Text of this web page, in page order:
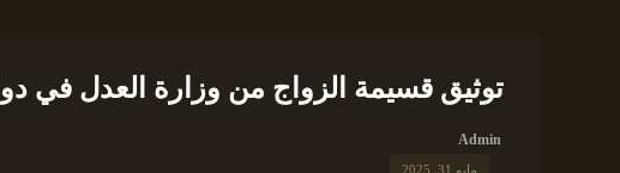
توثيق قسيمة الزواج من وزارة العدل في
Admin
مايو 31, 2025